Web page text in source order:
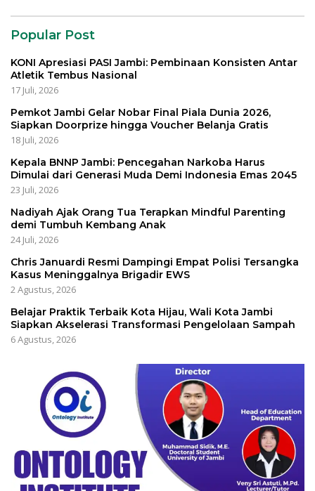
Popular Post
KONI Apresiasi PASI Jambi: Pembinaan Konsisten Antar
Atletik Tembus Nasional
17 Juli, 2026
Pemkot Jambi Gelar Nobar Final Piala Dunia 2026,
Siapkan Doorprize hingga Voucher Belanja Gratis
18 Juli, 2026
Kepala BNNP Jambi: Pencegahan Narkoba Harus
Dimulai dari Generasi Muda Demi Indonesia Emas 2045
23 Juli, 2026
Nadiyah Ajak Orang Tua Terapkan Mindful Parenting
demi Tumbuh Kembang Anak
24 Juli, 2026
Chris Januardi Resmi Dampingi Empat Polisi Tersangka
Kasus Meninggalnya Brigadir EWS
2 Agustus, 2026
Belajar Praktik Terbaik Kota Hijau, Wali Kota Jambi
Siapkan Akselerasi Transformasi Pengelolaan Sampah
6 Agustus, 2026